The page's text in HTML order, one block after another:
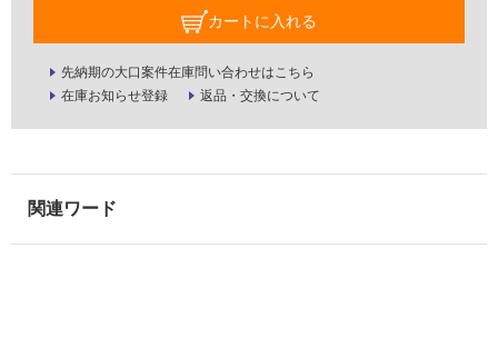
カートに入れる
先納期の大口案件在庫問い合わせはこちら
在庫お知らせ登録
返品・交換について
し
て
意